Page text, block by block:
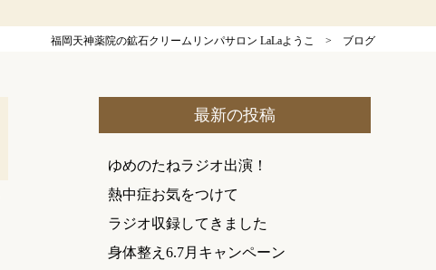
福岡天神薬院の鉱石クリームリンパサロン LaLaようこ > ブログ
最新の投稿
ゆめのたねラジオ出演！
熱中症お気をつけて
ラジオ収録してきました
身体整え6.7月キャンペーン